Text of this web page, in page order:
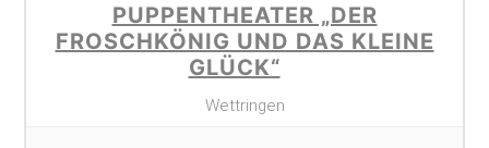
PUPPENTHEATER „DER
FROSCHKÖNIG UND DAS KLEINE
GLÜCK“
Wettringen